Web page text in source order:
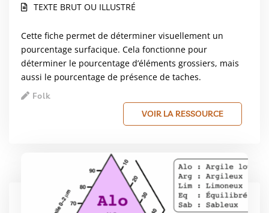
TEXTE BRUT OU ILLUSTRÉ
Cette fiche permet de déterminer visuellement un
pourcentage surfacique. Cela fonctionne pour
déterminer le pourcentage d’éléments grossiers, mais
aussi le pourcentage de présence de taches.
Folk
VOIR LA RESSOURCE